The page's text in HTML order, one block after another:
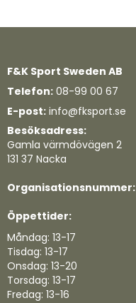
Quickview
F&K Sport Sweden AB
Telefon: 08-99 00 67
E-post: info@fksport.se
Besöksadress:
Gamla värmdövägen 2
131 37 Nacka
Organisationsnummer:
Öppettider:
Måndag: 13-17
Tisdag: 13-17
Onsdag: 13-20
Torsdag: 13-17
Fredag: 13-16